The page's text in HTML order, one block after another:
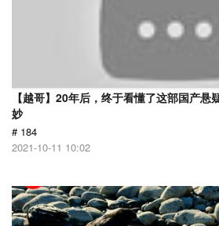
【越哥】20年后，终于看懂了这部国产悬
妙
# 184
2021-10-11 10:02